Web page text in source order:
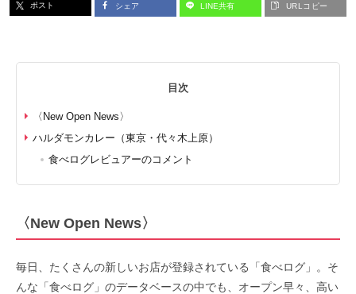
ポスト シェア LINE共有 URLコピー
目次
〈New Open News〉
ハルダモンカレー（東京・代々木上原）
食べログレビュアーのコメント
〈New Open News〉
毎日、たくさんの新しいお店が登録されている「食べログ」。そ
んな「食べログ」のデータベースの中でも、オープン早々、高い